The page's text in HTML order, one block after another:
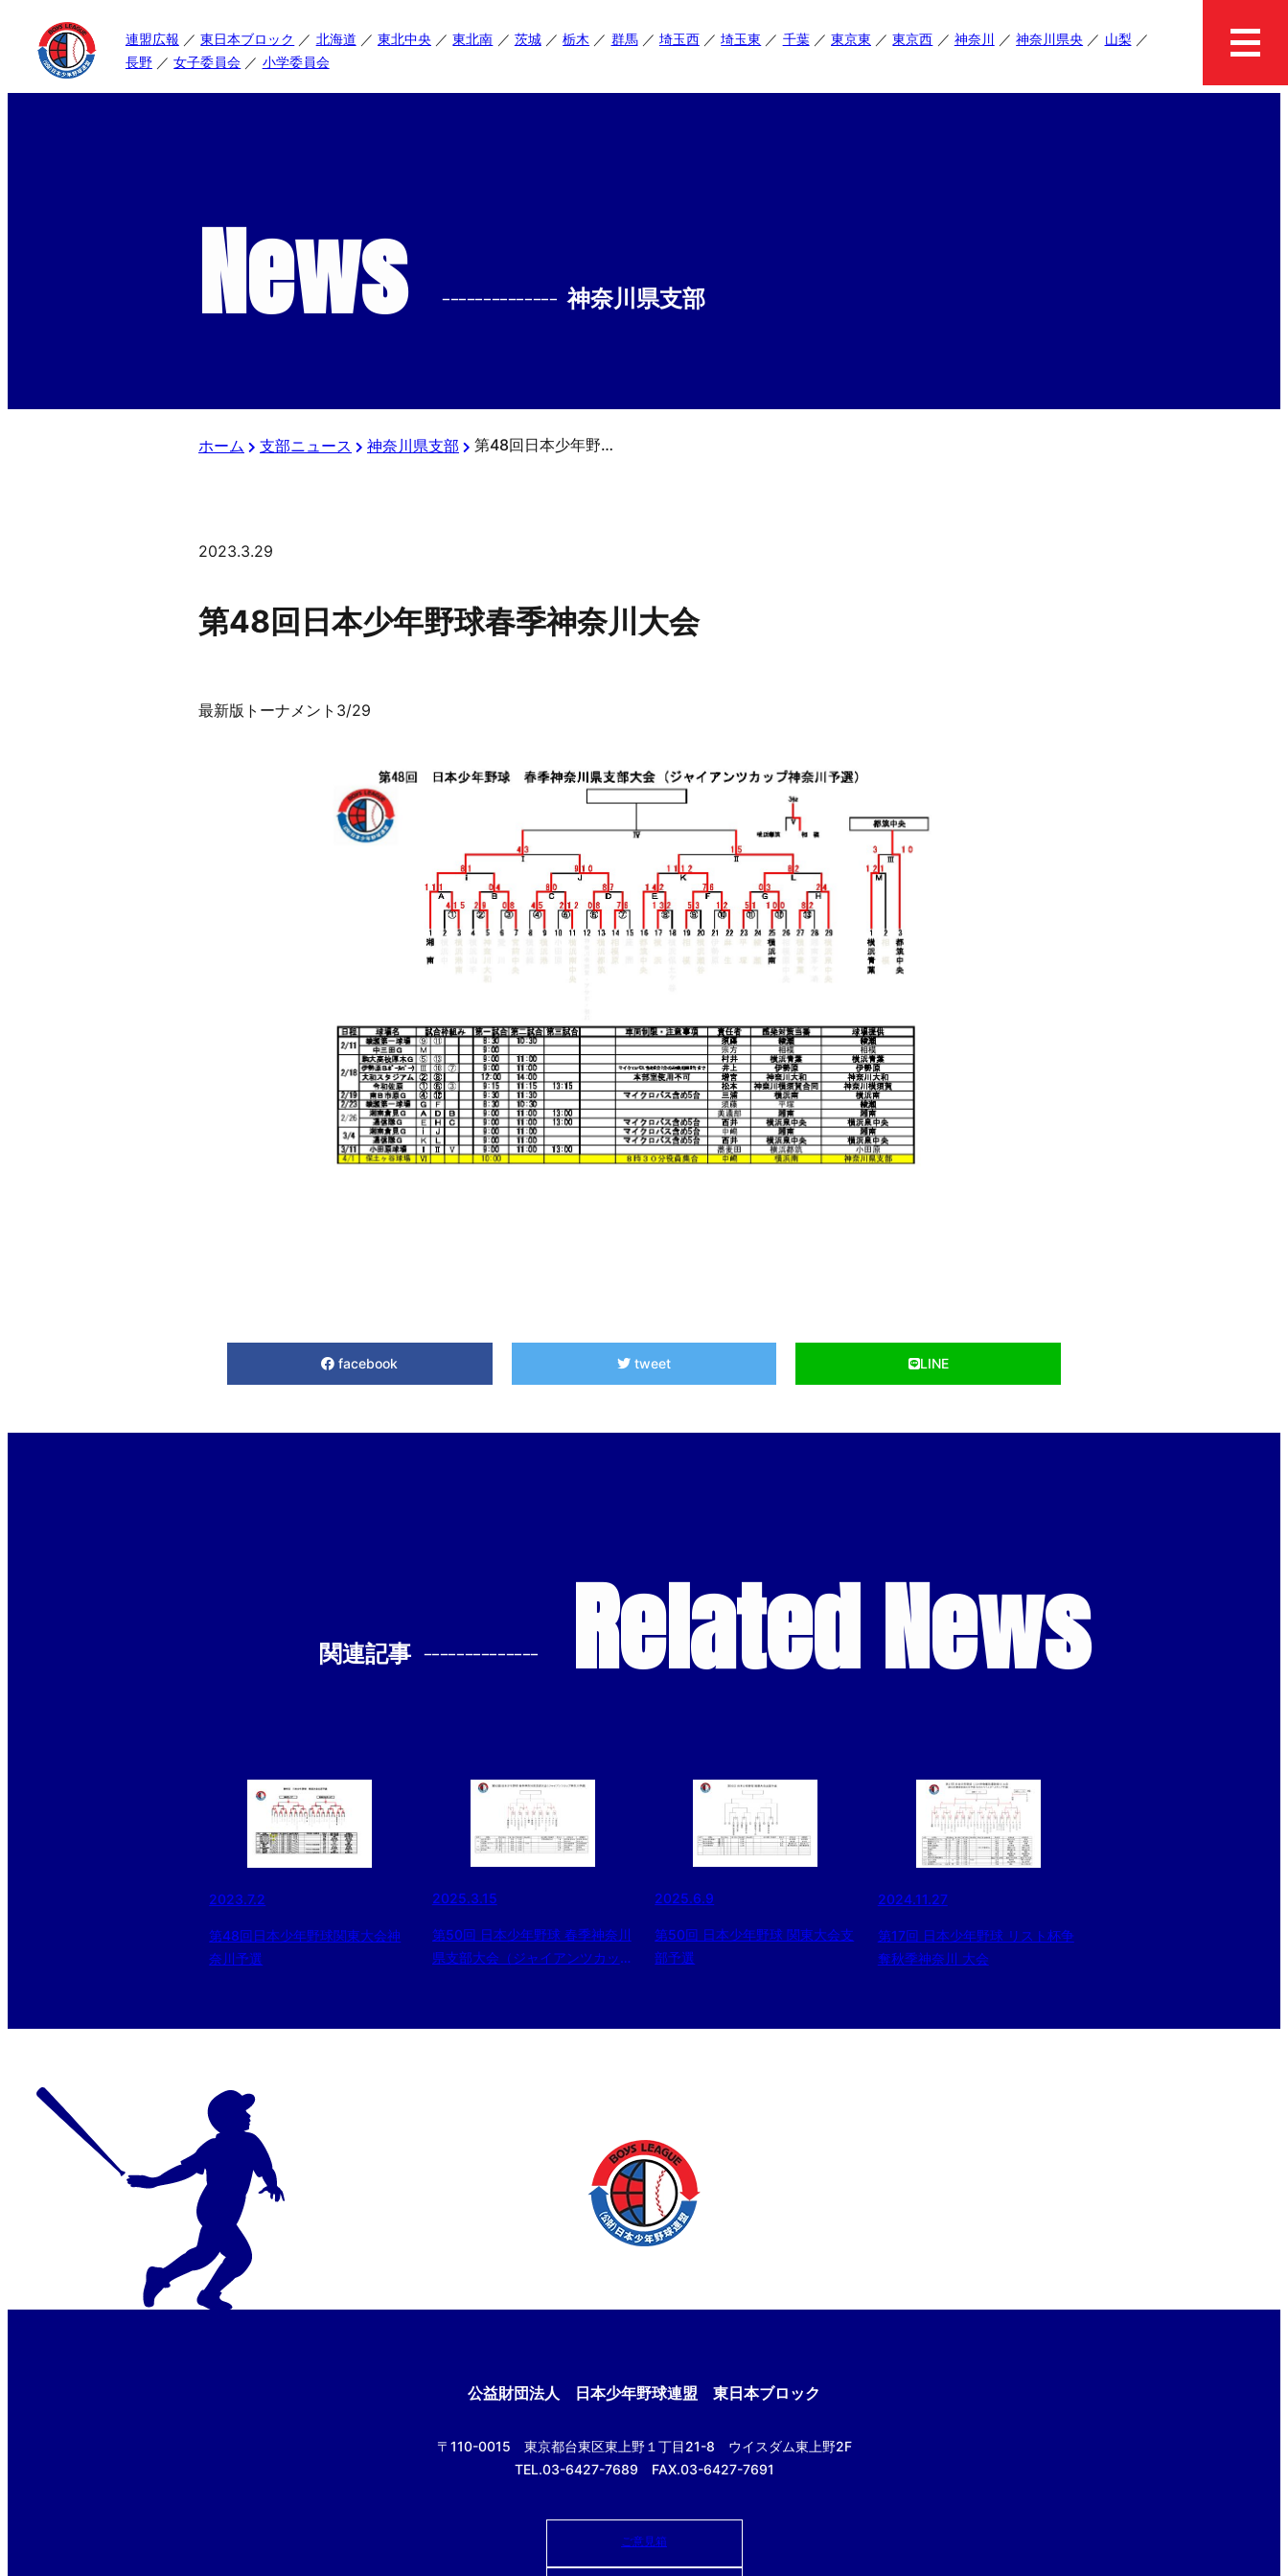
連盟広報 東日本ブロック 北海道 東北中央 東北南 茨城 栃木 群馬 埼玉西 埼玉東 千葉 東京東 東京西 神奈川 神奈川県央
山梨
長野
女子委員会 小学委員会
News -------------- 神奈川県支部
ホーム 支部ニュース 神奈川県支部 第48回日本少年野球春季神奈川大会
2023.3.29
第48回日本少年野球春季神奈川大会
最新版トーナメント3/29
facebook tweet LINE
関連記事 -------------- Related News
2023.7.2
第48回日本少年野球関東大会神
奈川予選
2025.3.15
第50回 日本少年野球 春季神奈川
県支部大会（ジャイアンツカップ
2025.6.9
第50回 日本少年野球 関東大会支
部予選
2024.11.27
第17回 日本少年野球 リスト杯争
奪秋季神奈川 大会
公益財団法人 日本少年野球連盟 東日本ブロック
〒110-0015 東京都台東区東上野１丁目21-8 ウイスダム東上野2F
TEL.03-6427-7689 FAX.03-6427-7691
ご意見箱